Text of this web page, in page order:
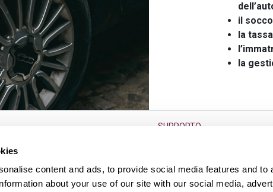
content and ads, to provide social media features and to
about your use of our site with our social media,
il
la
la
termine
SUPPORTO
Condizioni di vendita
Diritto di reso dell’usato